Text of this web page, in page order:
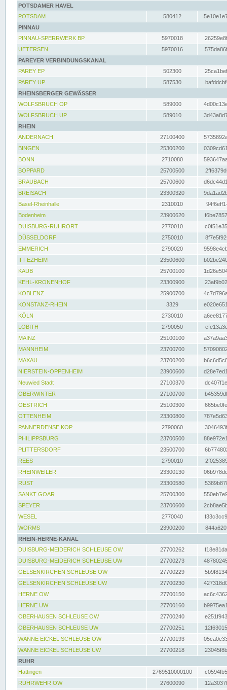
POTSDAMER HAVEL
POTSDAM
580412
PINNAU
PINNAU-SPERRWERK BP
5970018
UETERSEN
5970016
PAREYER VERBINDUNGSKANAL
PAREY EP
502300
PAREY UP
587530
RHEINSBERGER GEWÄSSER
WOLFSBRUCH OP
589000
WOLFSBRUCH UP
589010
RHEIN
ANDERNACH
27100400
BINGEN
25300200
BONN
2710080
BOPPARD
25700500
BRAUBACH
25700600
BREISACH
23300320
Basel-Rheinhalle
2310010
Bodenheim
23900620
DUISBURG-RUHRORT
2770010
DÜSSELDORF
2750010
EMMERICH
2790020
IFFEZHEIM
23500600
KAUB
25700100
KEHL-KRONENHOF
23300900
KOBLENZ
25900700
KONSTANZ-RHEIN
3329
KÖLN
2730010
LOBITH
2790050
MAINZ
25100100
MANNHEIM
23700700
MAXAU
23700200
NIERSTEIN-OPPENHEIM
23900600
Neuwied Stadt
27100370
OBERWINTER
27100700
OESTRICH
25100300
OTTENHEIM
23300800
PANNERDENSE KOP
2790060
PHILIPPSBURG
23700500
PLITTERSDORF
23500700
REES
2790010
RHEINWEILER
23300130
RUST
23300580
SANKT GOAR
25700300
SPEYER
23700600
WESEL
2770040
WORMS
23900200
RHEIN-HERNE-KANAL
DUISBURG-MEIDERICH SCHLEUSE OW
27700262
DUISBURG-MEIDERICH SCHLEUSE UW
27700273
GELSENKIRCHEN SCHLEUSE OW
27700229
GELSENKIRCHEN SCHLEUSE UW
27700230
HERNE OW
27700150
HERNE UW
27700160
OBERHAUSEN SCHLEUSE OW
27700240
OBERHAUSEN SCHLEUSE UW
27700251
WANNE EICKEL SCHLEUSE OW
27700193
WANNE EICKEL SCHLEUSE UW
27700218
RUHR
Hattingen
2769510000100
RUHRWEHR OW
27600090